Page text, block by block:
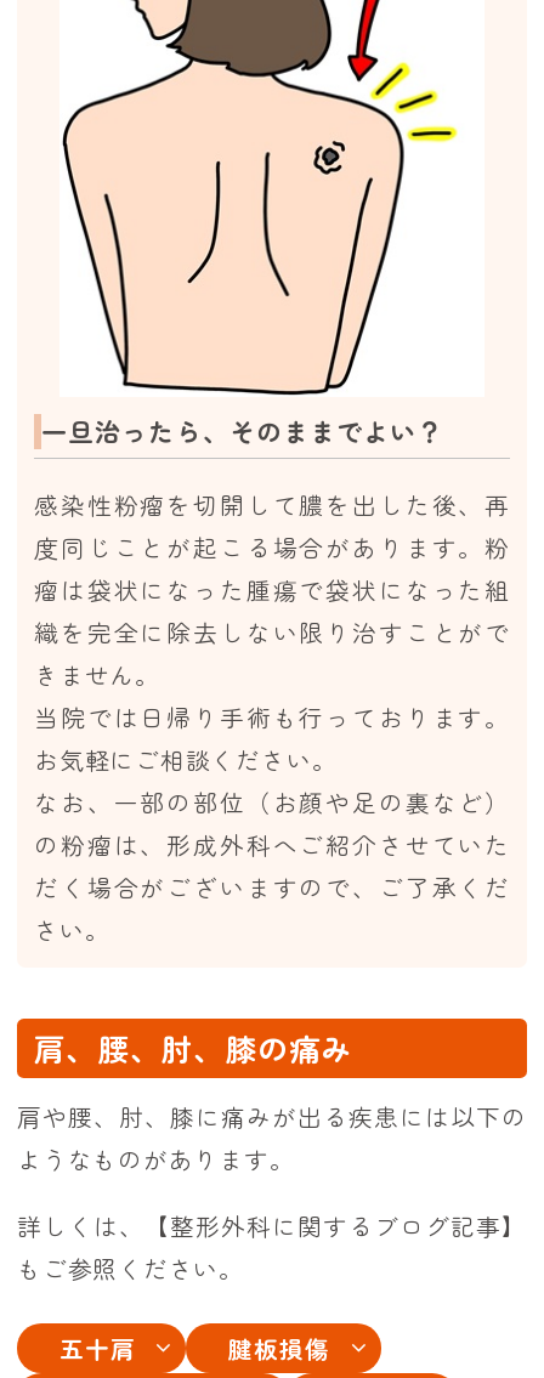
一旦治ったら、そのままでよい？
感染性粉瘤を切開して膿を出した後、再
度同じことが起こる場合があります。粉
瘤は袋状になった腫瘍で袋状になった組
織を完全に除去しない限り治すことがで
きません。
当院では日帰り手術も行っております。
お気軽にご相談ください。
なお、一部の部位（お顔や足の裏など）
の粉瘤は、形成外科へご紹介させていた
だく場合がございますので、ご了承くだ
さい。
肩、腰、肘、膝の痛み
肩や腰、肘、膝に痛みが出る疾患には以下の
ようなものがあります。
詳しくは、
【整形外科に関するブログ記事】
もご参照ください。
五十肩
腱板損傷